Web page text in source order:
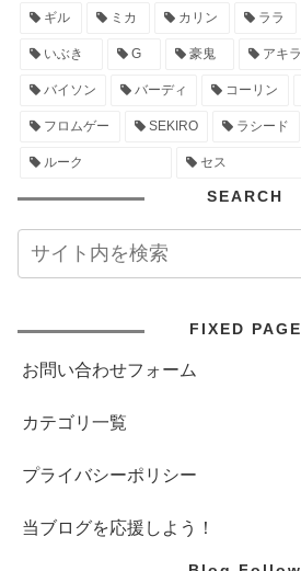
ギル ミカ カリン ララ
いぶき G 豪鬼 アキラ
バイソン バーディ コーリン
フロムゲー SEKIRO ラシード
ルーク セス
SEARCH
FIXED PAGE
お問い合わせフォーム
カテゴリ一覧
プライバシーポリシー
当ブログを応援しよう！